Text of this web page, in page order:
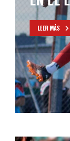
LEER MÁS